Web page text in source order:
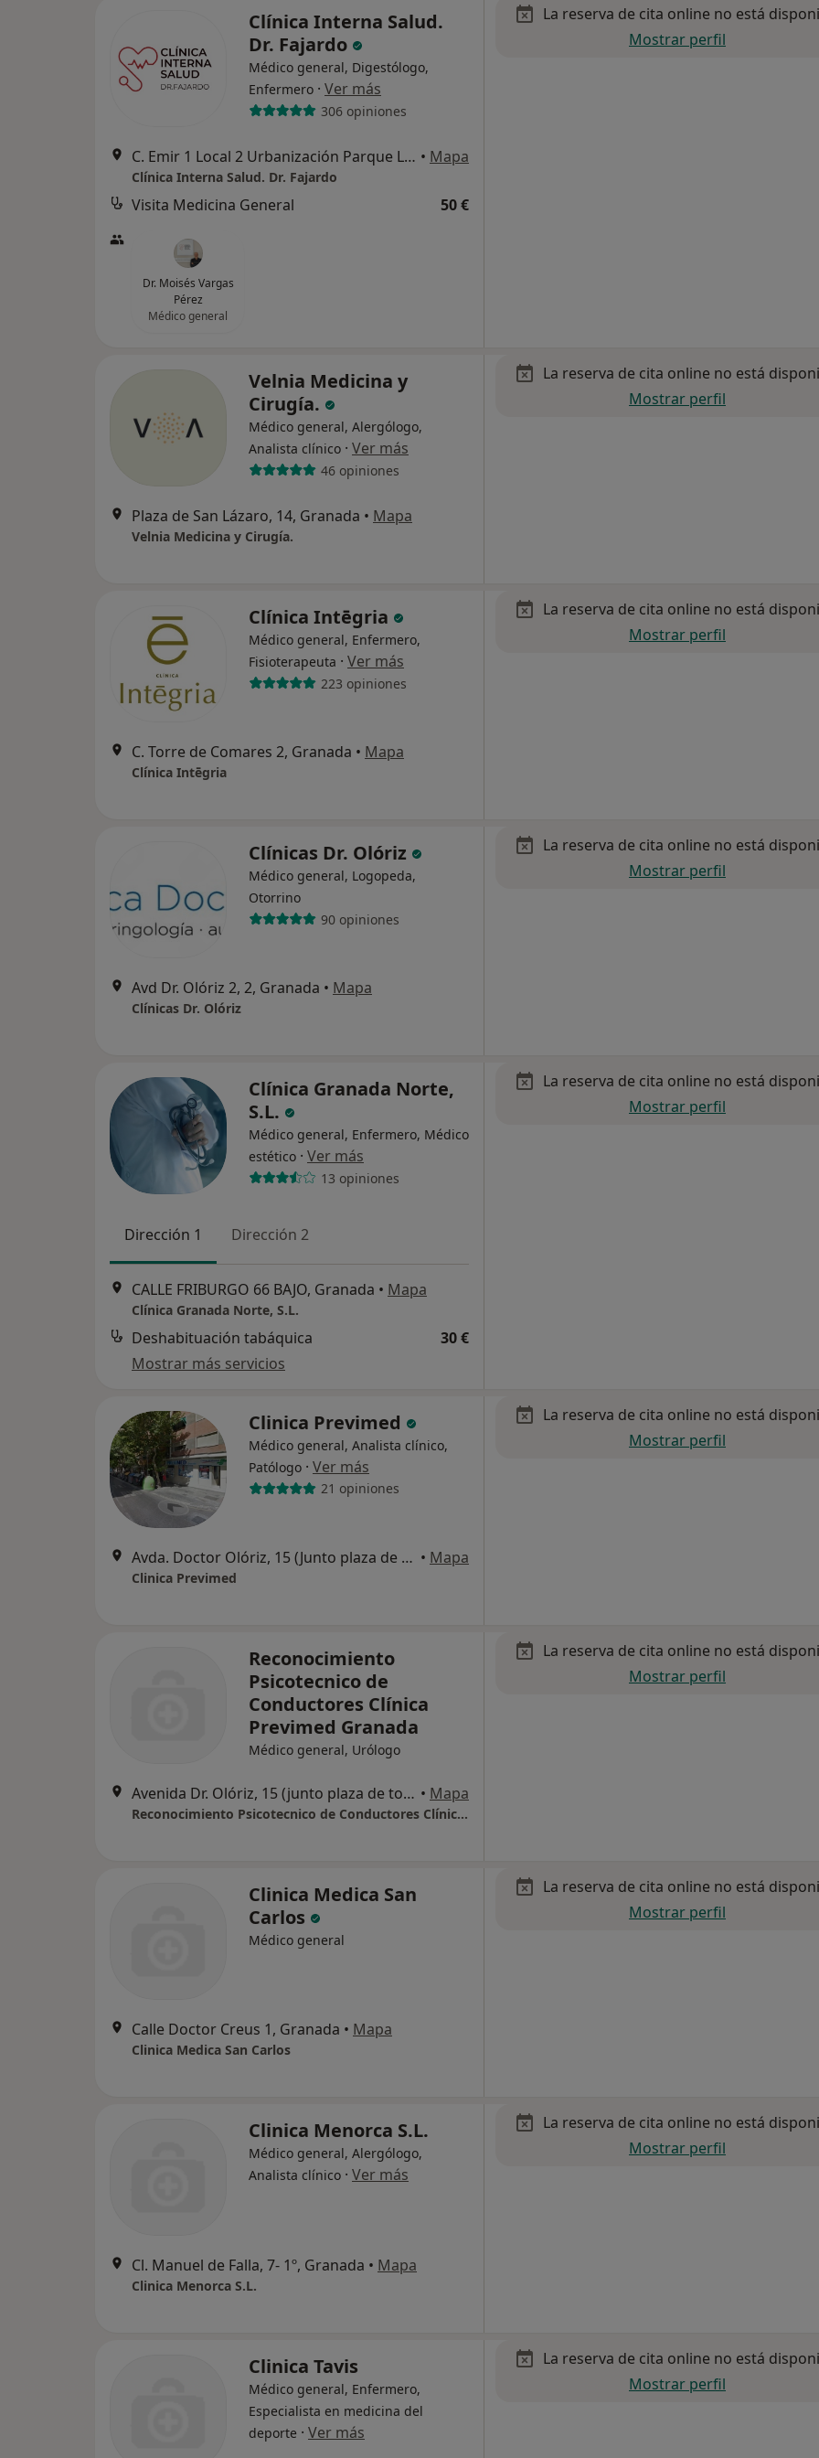
Clínica Interna Salud.
Dr. Fajardo
Médico general, Digestólogo,
Enfermero · Ver más
306 opiniones
C. Emir 1 Local 2 Urbanización Parque Lagos, Granada • Mapa
Clínica Interna Salud. Dr. Fajardo
Visita Medicina General 50 €
Dr. Moisés Vargas
Pérez
Médico general
La reserva de cita online no está
Mostrar perfil
Velnia Medicina y
Cirugía.
Médico general, Alergólogo,
Analista clínico · Ver más
46 opiniones
Plaza de San Lázaro, 14, Granada • Mapa
Velnia Medicina y Cirugía.
La reserva de cita online no está
Mostrar perfil
Clínica Intēgria
Médico general, Enfermero,
Fisioterapeuta · Ver más
223 opiniones
C. Torre de Comares 2, Granada • Mapa
Clínica Intēgria
La reserva de cita online no está
Mostrar perfil
Clínicas Dr. Olóriz
Médico general, Logopeda,
Otorrino
90 opiniones
Avd Dr. Olóriz 2, 2, Granada • Mapa
Clínicas Dr. Olóriz
La reserva de cita online no está
Mostrar perfil
Clínica Granada Norte,
S.L.
Médico general, Enfermero, Médico
estético · Ver más
13 opiniones
Dirección 1 Dirección 2
CALLE FRIBURGO 66 BAJO, Granada • Mapa
Clínica Granada Norte, S.L.
Deshabituación tabáquica
30 €
Mostrar más servicios
La reserva de cita online no está
Mostrar perfil
Clinica Previmed
Médico general, Analista clínico,
Patólogo · Ver más
21 opiniones
Avda. Doctor Olóriz, 15 (Junto plaza de toros), Granada • Mapa
Clinica Previmed
La reserva de cita online no está
Mostrar perfil
Reconocimiento
Psicotecnico de
Conductores Clínica
Previmed Granada
Médico general, Urólogo
Avenida Dr. Olóriz, 15 (junto plaza de toros), Granada • Mapa
Reconocimiento Psicotecnico de Conductores Clínica Previmed Granada
La reserva de cita online no está
Mostrar perfil
Clinica Medica San
Carlos
Médico general
Calle Doctor Creus 1, Granada • Mapa
Clinica Medica San Carlos
La reserva de cita online no está
Mostrar perfil
Clinica Menorca S.L.
Médico general, Alergólogo,
Analista clínico · Ver más
Cl. Manuel de Falla, 7- 1º, Granada • Mapa
Clinica Menorca S.L.
La reserva de cita online no está
Mostrar perfil
Clinica Tavis
Médico general, Enfermero,
Especialista en medicina del
deporte · Ver más
La reserva de cita online no está
Mostrar perfil